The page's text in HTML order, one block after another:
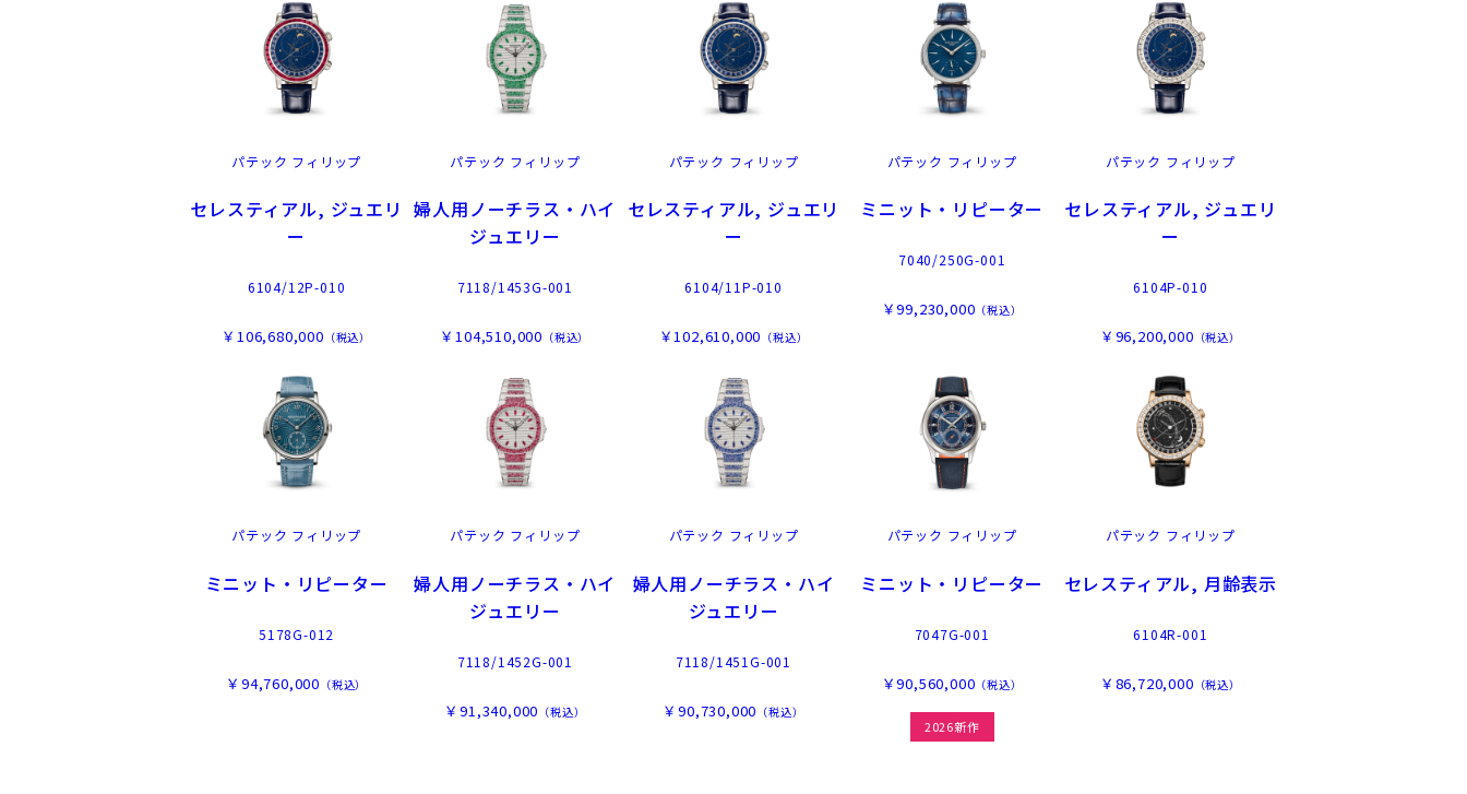
パテック フィリップ
セレスティアル, ジュエリ
ー
6104/12P-010
￥106,680,000 （税込）
パテック フィリップ
婦人用ノーチラス・ハイ
ジュエリー
7118/1453G-001
￥104,510,000 （税込）
パテック フィリップ
セレスティアル, ジュエリ
ー
6104/11P-010
￥102,610,000 （税込）
パテック フィリップ
ミニット・リピーター
7040/250G-001
￥99,230,000 （税込）
パテック フィリップ
セレスティアル, ジュエリ
ー
6104P-010
￥96,200,000 （税込）
パテック フィリップ
ミニット・リピーター
5178G-012
￥94,760,000 （税込）
パテック フィリップ
婦人用ノーチラス・ハイ
ジュエリー
7118/1452G-001
￥91,340,000 （税込）
パテック フィリップ
婦人用ノーチラス・ハイ
ジュエリー
7118/1451G-001
￥90,730,000 （税込）
パテック フィリップ
ミニット・リピーター
7047G-001
￥90,560,000 （税込）
2026新作
パテック フィリップ
セレスティアル, 月齢表示
6104R-001
￥86,720,000 （税込）